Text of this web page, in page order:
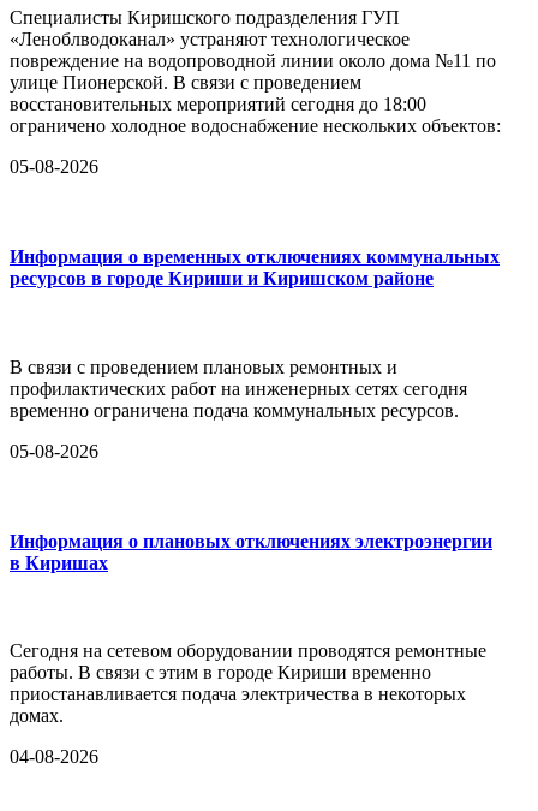
Специалисты Киришского подразделения ГУП
«Леноблводоканал» устраняют технологическое
повреждение на водопроводной линии около дома №11 по
улице Пионерской. В связи с проведением
восстановительных мероприятий сегодня до 18:00
ограничено холодное водоснабжение нескольких объектов:
05-08-2026
Информация о временных отключениях коммунальных
ресурсов в городе Кириши и Киришском районе
В связи с проведением плановых ремонтных и
профилактических работ на инженерных сетях сегодня
временно ограничена подача коммунальных ресурсов.
05-08-2026
Информация о плановых отключениях электроэнергии
в Киришах
Сегодня на сетевом оборудовании проводятся ремонтные
работы. В связи с этим в городе Кириши временно
приостанавливается подача электричества в некоторых
домах.
04-08-2026